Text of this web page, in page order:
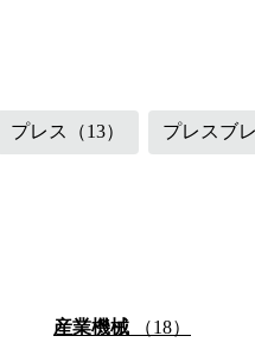
プレス （13） プレスブ
産業機械 （18）